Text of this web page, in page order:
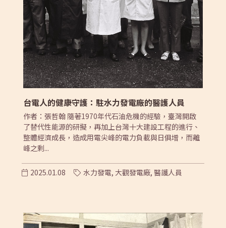
台電人的健康守護：駐水力發電廠的醫護人員
作者：張哲翰 隨著1970年代石油危機的經驗，臺灣開啟
了替代性能源的研擬，再加上台灣十大建設工程的進行、
整體經濟成長，造成用電尖峰的電力負載與日俱增，而離
峰之剩...
2025.01.08 水力發電, 大觀發電廠, 醫護人員